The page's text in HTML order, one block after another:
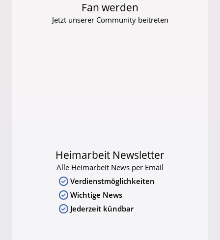
Fan werden
Jetzt unserer Community beitreten
Heimarbeit Newsletter
Alle Heimarbeit News per Email
Verdienstmöglichkeiten
Wichtige News
Jederzeit kündbar